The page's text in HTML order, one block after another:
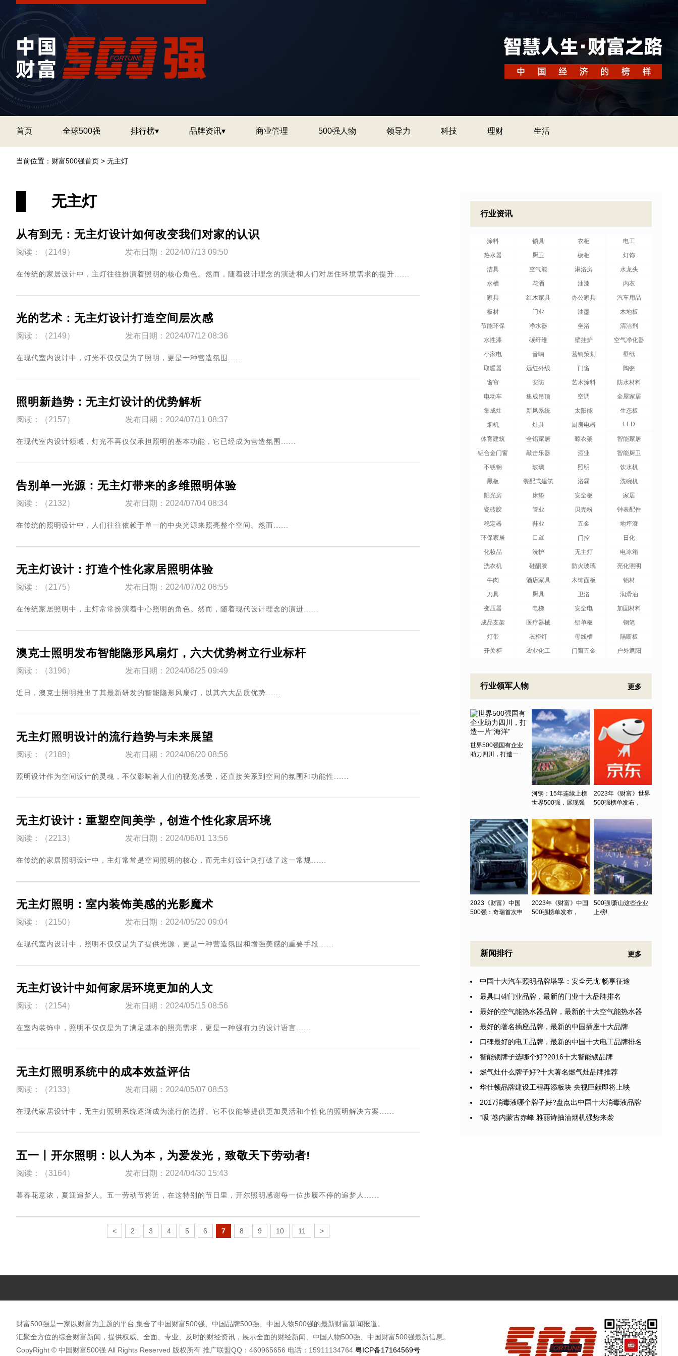
首页 全球500强 排行榜▾ 品牌资讯▾ 商业管理 500强人物 领导力 科技 理财 生活
当前位置： 财富500强首页 > 无主灯
无主灯
从有到无：无主灯设计如何改变我们对家的认识
阅读：（2149） 发布日期：2024/07/13 09:50
​在传统的家居设计中，主灯往往扮演着照明的核心角色。然而，随着设计理念的演进和人们对居住环境需求的提升......
光的艺术：无主灯设计打造空间层次感
阅读：（2149） 发布日期：2024/07/12 08:36
​在现代室内设计中，灯光不仅仅是为了照明，更是一种营造氛围......
照明新趋势：无主灯设计的优势解析
阅读：（2157） 发布日期：2024/07/11 08:37
​在现代室内设计领域，灯光不再仅仅承担照明的基本功能，它已经成为营造氛围......
告别单一光源：无主灯带来的多维照明体验
阅读：（2132） 发布日期：2024/07/04 08:34
​在传统的照明设计中，人们往往依赖于单一的中央光源来照亮整个空间。然而......
无主灯设计：打造个性化家居照明体验
阅读：（2175） 发布日期：2024/07/02 08:55
​在传统家居照明中，主灯常常扮演着中心照明的角色。然而，随着现代设计理念的演进......
澳克士照明发布智能隐形风扇灯，六大优势树立行业标杆
阅读：（3196） 发布日期：2024/06/25 09:49
​近日，澳克士照明推出了其最新研发的智能隐形风扇灯，以其六大品质优势......
无主灯照明设计的流行趋势与未来展望
阅读：（2189） 发布日期：2024/06/20 08:56
​照明设计作为空间设计的灵魂，不仅影响着人们的视觉感受，还直接关系到空间的氛围和功能性......
无主灯设计：重塑空间美学，创造个性化家居环境
阅读：（2213） 发布日期：2024/06/01 13:56
​在传统的家居照明设计中，主灯常常是空间照明的核心，而无主灯设计则打破了这一常规......
无主灯照明：室内装饰美感的光影魔术
阅读：（2150） 发布日期：2024/05/20 09:04
​在现代室内设计中，照明不仅仅是为了提供光源，更是一种营造氛围和增强美感的重要手段......
无主灯设计中如何家居环境更加的人文
阅读：（2154） 发布日期：2024/05/15 08:56
​在室内装饰中，照明不仅仅是为了满足基本的照亮需求，更是一种强有力的设计语言......
无主灯照明系统中的成本效益评估
阅读：（2133） 发布日期：2024/05/07 08:53
​在现代家居设计中，无主灯照明系统逐渐成为流行的选择。它不仅能够提供更加灵活和个性化的照明解决方案......
五一丨开尔照明：以人为本，为爱发光，致敬天下劳动者!
阅读：（3164） 发布日期：2024/04/30 15:43
暮春花意浓，夏迎追梦人。五一劳动节将近，在这特别的节日里，开尔照明感谢每一位步履不停的追梦人......
< 2 3 4 5 6 7 8 9 10 11 >
行业资讯
涂料 锁具 衣柜
电工
热水器
厨卫 橱柜
灯饰
洁具
空气能 淋浴房
水龙头
水槽
花洒 油漆
内衣
家具
红木家具 办公家具
汽车用品
板材
门业 油墨
木地板
节能环保
净水器 坐浴
清洁剂
水性漆
碳纤维 壁挂炉
空气净化器
小家电
音响 营销策划
壁纸
取暖器
远红外线 门窗
陶瓷
窗帘
安防 艺术涂料
防水材料
电动车
集成吊顶 空调
全屋家居
集成灶
新风系统 太阳能
生态板
烟机
灶具 厨房电器 LED
体育建筑 全铝家居 晾衣架
智能家居
铝合金门窗
敲击乐器 酒业
智能厨卫
不锈钢
玻璃 照明
饮水机
黑板
装配式建筑 浴霸
洗碗机
阳光房
床垫 安全板
家居
瓷砖胶
管业 贝壳粉
钟表配件
稳定器
鞋业 五金
地坪漆
环保家居
口罩 门控
日化
化妆品
洗护 无主灯
电冰箱
洗衣机
硅酮胶 防火玻璃
亮化照明
牛肉
酒店家具 木饰面板
铝材
刀具
厨具 卫浴
润滑油
变压器
电梯 安全电
加固材料
成品支架
医疗器械 铝单板
钢笔
灯带
衣柜灯 母线槽
隔断板
开关柜
农业化工 门窗五金 户外遮阳
行业领军人物 更多
世界500强国有企业
助力四川，打造一
河钢：15年连续上榜
世界500强，展现强
2023年《财富》世界
500强榜单发布，
2023《财富》中国
500强：奇瑞首次申
2023年《财富》中国
500强榜单发布，
500强!萧山这些企业
上榜!
新闻排行 更多
中国十大汽车照明品牌塔孚：安全无忧 畅享征途
最具口碑门业品牌，最新的门业十大品牌排名
最好的空气能热水器品牌，最新的十大空气能热水器
最好的著名插座品牌，最新的中国插座十大品牌
口碑最好的电工品牌，最新的中国十大电工品牌排名
智能锁牌子选哪个好?2016十大智能锁品牌
燃气灶什么牌子好?十大著名燃气灶品牌推荐
华仕顿品牌建设工程再添板块 央视巨献即将上映
2017消毒液哪个牌子好?盘点出中国十大消毒液品牌
“吸”卷内蒙古赤峰 雅丽诗抽油烟机强势来袭
财富500强是一家以财富为主题的平台,集合了中国财富500强、中国品牌500强、中国人物500强的最新财富新闻报道。
汇聚全方位的综合财富新闻，提供权威、全面、专业、及时的财经资讯，展示全面的财经新闻、中国人物500强、中国财富500强最新信息。
CopyRight © 中国财富500强 All Rights Reserved 版权所有 推广联盟QQ：460965656 电话：15911134764 粤ICP备17164569号